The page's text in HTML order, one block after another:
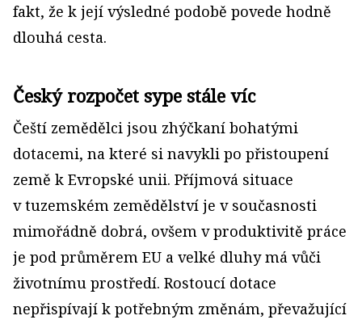
fakt, že k její výsledné podobě povede hodně
dlouhá cesta.
Český rozpočet sype stále víc
Čeští zemědělci jsou zhýčkaní bohatými
dotacemi, na které si navykli po přistoupení
země k Evropské unii. Příjmová situace
v tuzemském zemědělství je v současnosti
mimořádně dobrá, ovšem v produktivitě práce
je pod průměrem EU a velké dluhy má vůči
životnímu prostředí. Rostoucí dotace
nepřispívají k potřebným změnám, převažující